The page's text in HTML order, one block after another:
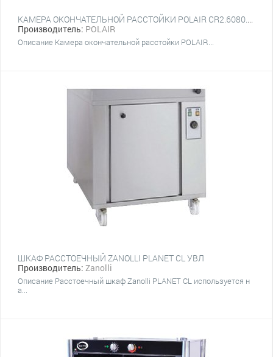
КАМЕРА ОКОНЧАТЕЛЬНОЙ РАССТОЙКИ POLAIR CR2.6080.Т2L
Производитель: POLAIR
Описание Камера окончательной расстойки POLAIR...
ШКАФ РАССТОЕЧНЫЙ ZANOLLI PLANET CL УВЛ
Производитель: Zanolli
Описание Расстоечный шкаф Zanolli PLANET CL используется н
а...